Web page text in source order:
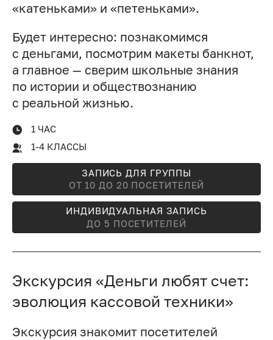
«катеньками» и «петеньками».
Будет интересно: познакомимся
с деньгами, посмотрим макеты банкнот,
а главное — сверим школьные знания
по истории и обществознанию
с реальной жизнью.
1 ЧАС
1-4 КЛАССЫ
ЗАПИСЬ ДЛЯ ГРУППЫ
ОТ 10 ДО 20 ПОСЕТИТЕЛЕЙ
ИНДИВИДУАЛЬНАЯ ЗАПИСЬ
ДО 5 ПОСЕТИТЕЛЕЙ
Экскурсия «Деньги любят счет:
эволюция кассовой техники»
Экскурсия знакомит посетителей